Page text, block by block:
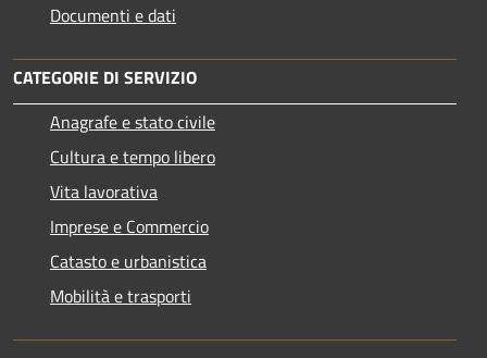
Documenti e dati
CATEGORIE DI SERVIZIO
Anagrafe e stato civile
Cultura e tempo libero
Vita lavorativa
Imprese e Commercio
Catasto e urbanistica
Mobilità e trasporti